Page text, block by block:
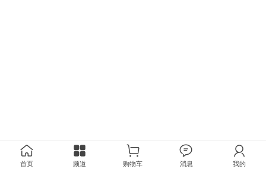
首页 频道 购物车 消息 我的